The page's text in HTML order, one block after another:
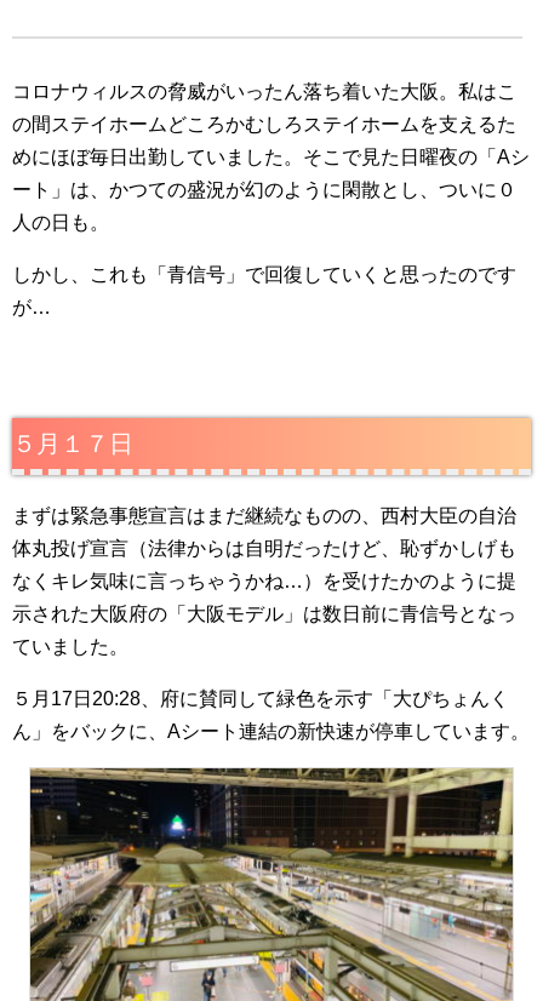
コロナウィルスの脅威がいったん落ち着いた大阪。私はこ
の間ステイホームどころかむしろステイホームを支えるた
めにほぼ毎日出勤していました。そこで見た日曜夜の「Aシ
ート」は、かつての盛況が幻のように閑散とし、ついに０
人の日も。
しかし、これも「青信号」で回復していくと思ったのです
が…
５月１７日
まずは緊急事態宣言はまだ継続なものの、西村大臣の自治
体丸投げ宣言（法律からは自明だったけど、恥ずかしげも
なくキレ気味に言っちゃうかね…）を受けたかのように提
示された大阪府の「大阪モデル」は数日前に青信号となっ
ていました。
５月17日20:28、府に賛同して緑色を示す「大ぴちょんく
ん」をバックに、Aシート連結の新快速が停車しています。